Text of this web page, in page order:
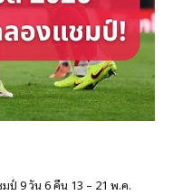
ป์ 9 วัน 6 คืน 13 – 21 พ.ค.